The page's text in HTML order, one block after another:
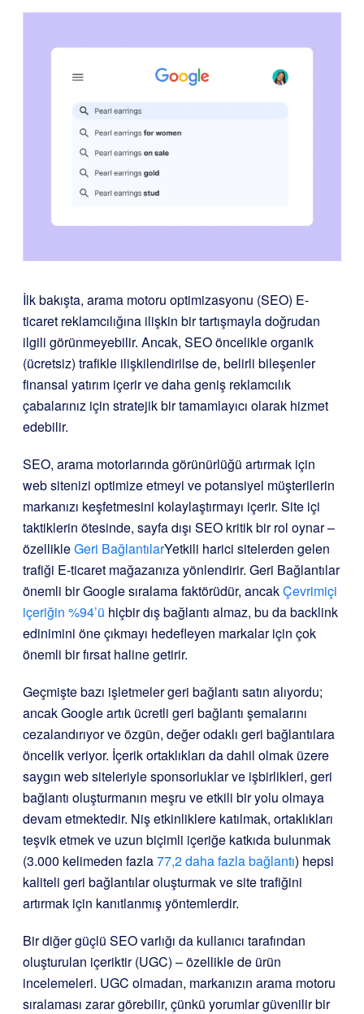
İlk bakışta, arama motoru optimizasyonu (SEO) E-
ticaret reklamcılığına ilişkin bir tartışmayla doğrudan
ilgili görünmeyebilir. Ancak, SEO öncelikle organik
(ücretsiz) trafikle ilişkilendirilse de, belirli bileşenler
finansal yatırım içerir ve daha geniş reklamcılık
çabalarınız için stratejik bir tamamlayıcı olarak hizmet
edebilir.
SEO, arama motorlarında görünürlüğü artırmak için
web sitenizi optimize etmeyi ve potansiyel müşterilerin
markanızı keşfetmesini kolaylaştırmayı içerir. Site içi
taktiklerin ötesinde, sayfa dışı SEO kritik bir rol oynar –
özellikleGeri BağlantılarYetkili harici sitelerden gelen
trafiği E-ticaret mağazanıza yönlendirir. Geri Bağlantılar
önemli bir Google sıralama faktörüdür, ancakÇevrimiçi
içeriğin %94’ü hiçbir dış bağlantı almaz, bu da backlink
edinimini öne çıkmayı hedefleyen markalar için çok
önemli bir fırsat haline getirir.
Geçmişte bazı işletmeler geri bağlantı satın alıyordu;
ancak Google artık ücretli geri bağlantı şemalarını
cezalandırıyor ve özgün, değer odaklı geri bağlantılara
öncelik veriyor. İçerik ortaklıkları da dahil olmak üzere
saygın web siteleriyle sponsorluklar ve işbirlikleri, geri
bağlantı oluşturmanın meşru ve etkili bir yolu olmaya
devam etmektedir. Niş etkinliklere katılmak, ortaklıkları
teşvik etmek ve uzun biçimli içeriğe katkıda bulunmak
(3.000 kelimeden fazla77,2 daha fazla bağlantı) hepsi
kaliteli geri bağlantılar oluşturmak ve site trafiğini
artırmak için kanıtlanmış yöntemlerdir.
Bir diğer güçlü SEO varlığı da kullanıcı tarafından
oluşturulan içeriktir (UGC) – özellikle de ürün
incelemeleri. UGC olmadan, markanızın arama motoru
sıralaması zarar görebilir, çünkü yorumlar güvenilir bir